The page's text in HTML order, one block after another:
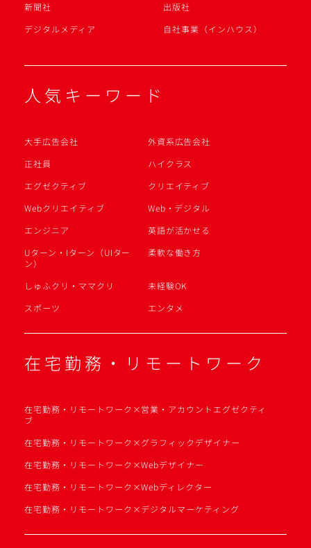
新聞社
出版社
デジタルメディア
自社事業（インハウス）
人気キーワード
大手広告会社
外資系広告会社
正社員
ハイクラス
エグゼクティブ
クリエイティブ
Webクリエイティブ
Web・デジタル
エンジニア
英語が活かせる
Uターン・Iターン（UIター
ン）
柔軟な働き方
しゅふクリ・ママクリ
未経験OK
スポーツ
エンタメ
在宅勤務・リモートワーク
在宅勤務・リモートワーク×営業・アカウントエグゼクティ
ブ
在宅勤務・リモートワーク×グラフィックデザイナー
在宅勤務・リモートワーク×Webデザイナー
在宅勤務・リモートワーク×Webディレクター
在宅勤務・リモートワーク×デジタルマーケティング